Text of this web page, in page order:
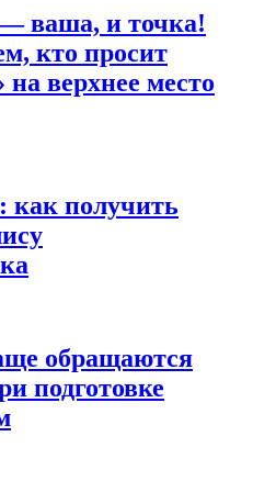
ваша, и точка!
кто просит
на верхнее место
как получить
обращаются
подготовке